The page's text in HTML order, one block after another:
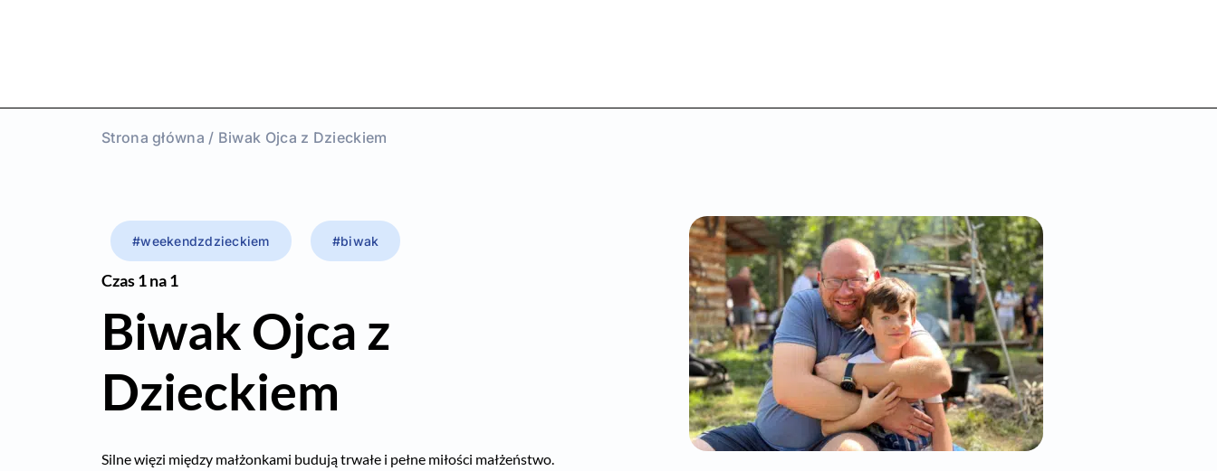
Strona główna / Biwak Ojca z Dzieckiem
#weekendzdzieckiem #biwak
Czas 1 na 1
Biwak Ojca z
Dzieckiem
Silne więzi między małżonkami budują trwałe i pełne miłości małżeństwo.